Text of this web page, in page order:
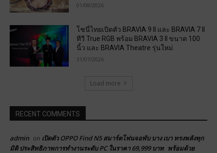
01/08/2026
โซนี่ไทยเปิดตัว BRAVIA 9 II และ BRAVIA 7 II
ทีวี True RGB พร้อม BRAVIA 3 II ขนาด 100
นิ้ว และ BRAVIA Theatre รุ่นใหม่
31/07/2026
Load more
RECENT COMMENTS
admin on เปิดตัว OPPO Find N5 สมาร์ตโฟนจอพับ บาง เบา ทรงพลังทุก
มิติ ประสิทธิภาพการทำงานระดับ PC ในราคา 69,999 บาท พร้อมด้วย